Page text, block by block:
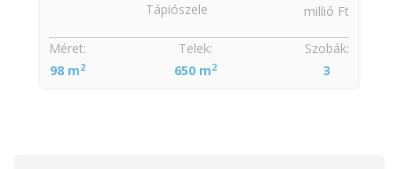
millió Ft
Tápiószele
Szobák:
3
Méret:
98 m2
Telek:
650 m2